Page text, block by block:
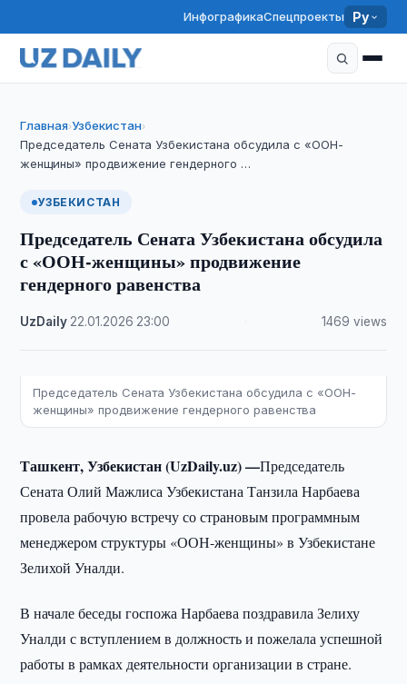
ИнфографикаСпецпроекты Ру
Главная›Узбекистан›
Председатель Сената Узбекистана обсудила с «ООН-
женщины» продвижение гендерного …
УЗБЕКИСТАН
Председатель Сената Узбекистана обсудила
с «ООН-женщины» продвижение
гендерного равенства
UzDaily 22.01.2026 23:00 1469 views
Председатель Сената Узбекистана обсудила с «ООН-
женщины» продвижение гендерного равенства
Ташкент, Узбекистан (UzDaily.uz) —Председатель
Сената Олий Мажлиса Узбекистана Танзила Нарбаева
провела рабочую встречу со страновым программным
менеджером структуры «ООН-женщины» в Узбекистане
Зелихой Уналди.
В начале беседы госпожа Нарбаева поздравила Зелиху
Уналди с вступлением в должность и пожелала успешной
работы в рамках деятельности организации в стране.